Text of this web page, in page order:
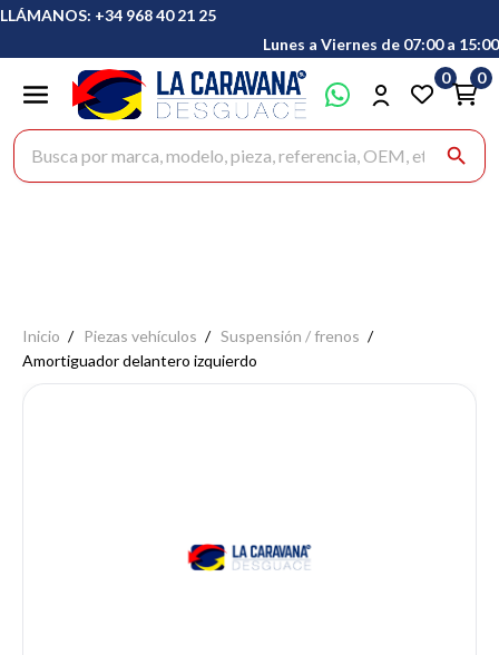
LLÁMANOS: +34 968 40 21 25
Lunes a Viernes de 07:00 a 15:00
Buscar productos
search
0 0
Inicio Piezas vehículos
Suspensión / frenos
Amortiguador delantero izquierdo